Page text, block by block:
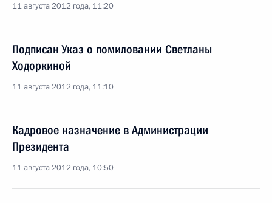
11 августа 2012 года, 11:20
Подписан Указ о помиловании Светланы
Ходоркиной
11 августа 2012 года, 11:10
Кадровое назначение в Администрации
Президента
11 августа 2012 года, 10:50